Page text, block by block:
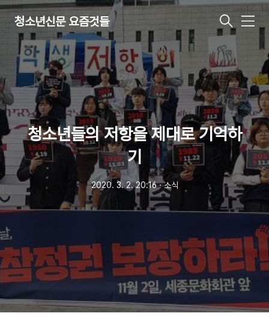
청소년신문 요즘것들
메
청소년들의 저항을 제대로 기억하
기
2020. 3. 2. 20:16ㆍ소식